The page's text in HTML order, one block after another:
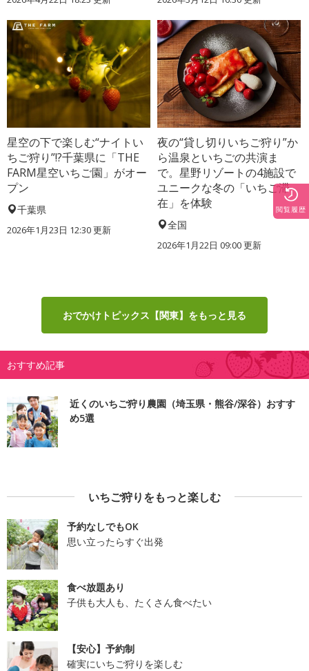
星空の下で楽しむ“ナイトい
ちご狩り”!?千葉県に「THE
FARM星空いちご園」がオー
プン
千葉県
2026年1月23日 12:30 更新
夜の“貸し切りいちご狩り”か
ら温泉といちごの共演ま
で。星野リゾートの4施設で
ユニークな冬の「いちご滞
在」を体験
全国
2026年1月22日 09:00 更新
おでかけトピックス【関東】をもっと見る
おすすめ記事
近くのいちご狩り農園（埼玉県・熊谷/深谷）おすす
め5選
いちご狩りをもっと楽しむ
予約なしでもOK
思い立ったらすぐ出発
食べ放題あり
子供も大人も、たくさん食べたい
【安心】予約制
確実にいちご狩りを楽しむ
閲覧履歴